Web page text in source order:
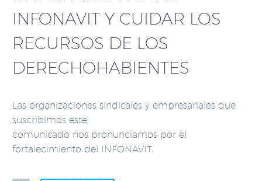
INFONAVIT Y CUIDAR LOS
RECURSOS DE LOS
DERECHOHABIENTES
Las organizaciones sindicales y empresariales que
suscribimos este
comunicado nos pronunciamos por el
fortalecimiento del INFONAVIT.